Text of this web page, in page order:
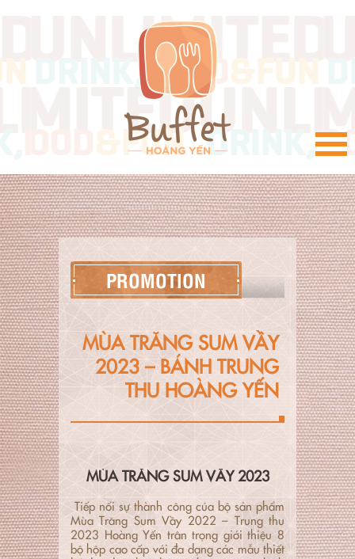
PROMOTION
MÙA TRĂNG SUM VẦY
2023 – BÁNH TRUNG
THU HOÀNG YẾN
MÙA TRĂNG SUM VẦY 2023
Tiếp nối sự thành công của bộ sản phẩm
Mùa Trăng Sum Vầy 2022 – Trung thu
2023 Hoàng Yến trân trọng giới thiệu 8
bộ hộp cao cấp với đa dạng các mẫu thiết